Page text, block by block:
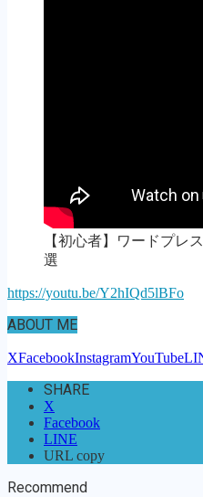
【初心者】ワードプレ
選
https://youtu.be/Y2hIQd5lBFo
ABOUT ME
XFacebookInstagramYouTube
SHARE
X
Facebook
LINE
URL copy
Recommend